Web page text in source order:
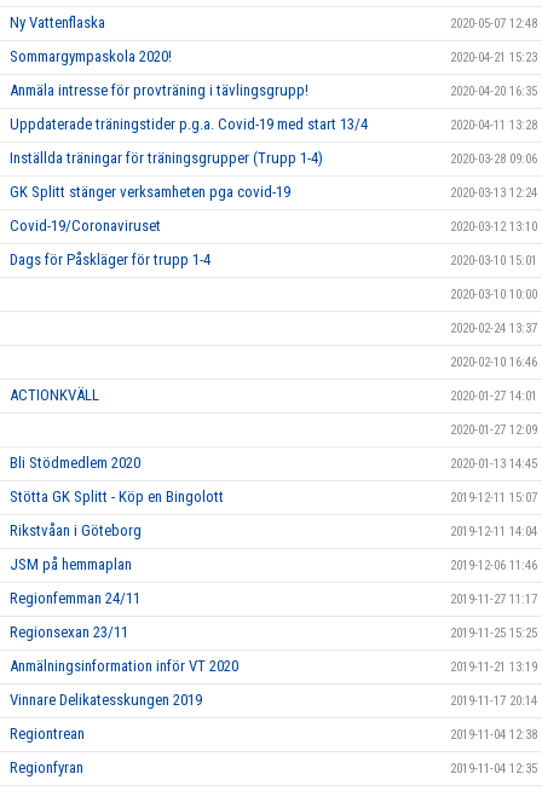
Ny Vattenflaska 2020-05-07 12:48
Sommargympaskola 2020! 2020-04-21 15:23
Anmäla intresse för provträning i tävlingsgrupp! 2020-04-20 16:35
Uppdaterade träningstider p.g.a. Covid-19 med start 13/4 2020-04-11 13:28
Inställda träningar för träningsgrupper (Trupp 1-4) 2020-03-28 09:06
GK Splitt stänger verksamheten pga covid-19 2020-03-13 12:24
Covid-19/Coronaviruset 2020-03-12 13:10
Dags för Påskläger för trupp 1-4 2020-03-10 15:01
2020-03-10 10:00
2020-02-24 13:37
2020-02-10 16:46
ACTIONKVÄLL 2020-01-27 14:01
2020-01-27 12:09
Bli Stödmedlem 2020 2020-01-13 14:45
Stötta GK Splitt - Köp en Bingolott 2019-12-11 15:07
Rikstvåan i Göteborg 2019-12-11 14:04
JSM på hemmaplan 2019-12-06 11:46
Regionfemman 24/11 2019-11-27 11:17
Regionsexan 23/11 2019-11-25 15:25
Anmälningsinformation inför VT 2020 2019-11-21 13:19
Vinnare Delikatesskungen 2019 2019-11-17 20:14
Regiontrean 2019-11-04 12:38
Regionfyran 2019-11-04 12:35